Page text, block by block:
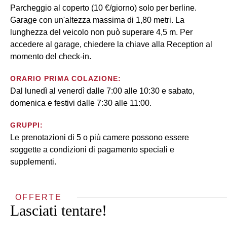
Parcheggio al coperto (10 €/giorno) solo per berline.
Garage con un'altezza massima di 1,80 metri. La
lunghezza del veicolo non può superare 4,5 m. Per
accedere al garage, chiedere la chiave alla Reception al
momento del check-in.
ORARIO PRIMA COLAZIONE:
Dal lunedì al venerdì dalle 7:00 alle 10:30 e sabato,
domenica e festivi dalle 7:30 alle 11:00.
GRUPPI:
Le prenotazioni di 5 o più camere possono essere
soggette a condizioni di pagamento speciali e
supplementi.
OFFERTE
Lasciati tentare!